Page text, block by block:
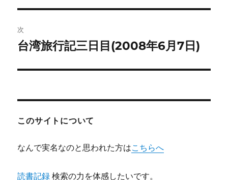
ビ
ゲ
ー
シ
ン
稿:
次
次
投
台湾旅行記三日目(2008年6月7日)
このサイトについて
なんで実名なのと思われた方はこちらへ
読書記録 検索の力を体感したいです。